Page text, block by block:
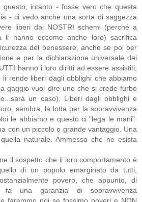
intanto - fosse vero che questa
- ci vedo anche una sorta di saggezza
liberi dai NOSTRI schemi (perché a
li hanno eccome anche loro) sacrifica
del benessere, anche se poi per
e per la dichiarazione universale dei
hanno i loro diritti ad essere assistiti,
li rende liberi dagli obblighi che abbiamo
gaggio vuol dire uno che si crede furbo
un caso). Liberi dagli obblighi e
sembra, la lotta per la sopravvivenza
le abbiamo e questo ci "lega le mani".
con un piccolo o grande vantaggio. Una
naturale. Ammesso che ne esista
il sospetto che il loro comportamento è
di un popolo emarginato da tutti,
povero, che appunto, di
fa una garanzia di sopravvivenza
faremmo noi se fossimo poveri e NON